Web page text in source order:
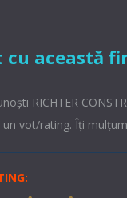
cu această
RICHTER
vot/rating. Îți